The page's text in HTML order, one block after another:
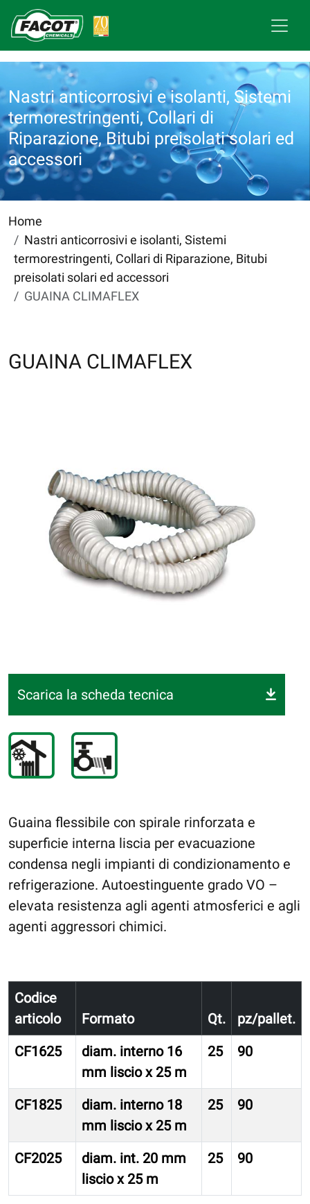
Nastri anticorrosivi e isolanti, Sistemi
termorestringenti, Collari di
Riparazione, Bitubi preisolati solari ed
accessori
Home
Nastri anticorrosivi e isolanti, Sistemi
termorestringenti, Collari di Riparazione, Bitubi
preisolati solari ed accessori
GUAINA CLIMAFLEX
GUAINA CLIMAFLEX
Scarica la scheda tecnica
Guaina flessibile con spirale rinforzata e
superficie interna liscia per evacuazione
condensa negli impianti di condizionamento e
refrigerazione. Autoestinguente grado VO –
elevata resistenza agli agenti atmosferici e agli
agenti aggressori chimici.
Codice
articolo
Formato Qt.
pz/pallet.
CF1625
diam. interno 16
mm liscio x 25 m
25 90
CF1825
diam. interno 18
mm liscio x 25 m
25 90
CF2025
diam. int. 20 mm
liscio x 25 m
25 90